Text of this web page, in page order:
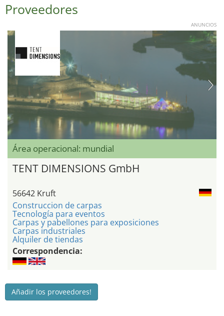
Proveedores
ANUNCIOS
Área operacional: mundial
TENT DIMENSIONS GmbH
56642 Kruft
Construccion de carpas
Tecnología para eventos
Carpas y pabellones para exposiciones
Carpas industriales
Alquiler de tiendas
Correspondencia:
Añadir los proveedores!